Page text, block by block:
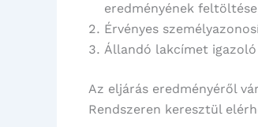
eredményének
Érvényes
Állandó lakcímet
Az eljárás eredményéről
Rendszeren keresztül